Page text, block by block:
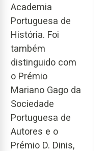
Academia
Portuguesa de
História. Foi
também
distinguido com
o Prémio
Mariano Gago da
Sociedade
Portuguesa de
Autores e o
Prémio D. Dinis,